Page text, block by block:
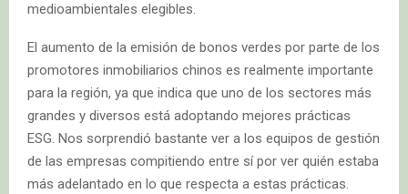
medioambientales elegibles.
El aumento de la emisión de bonos verdes por parte de los
promotores inmobiliarios chinos es realmente importante
para la región, ya que indica que uno de los sectores más
grandes y diversos está adoptando mejores prácticas
ESG. Nos sorprendió bastante ver a los equipos de gestión
de las empresas compitiendo entre sí por ver quién estaba
más adelantado en lo que respecta a estas prácticas.